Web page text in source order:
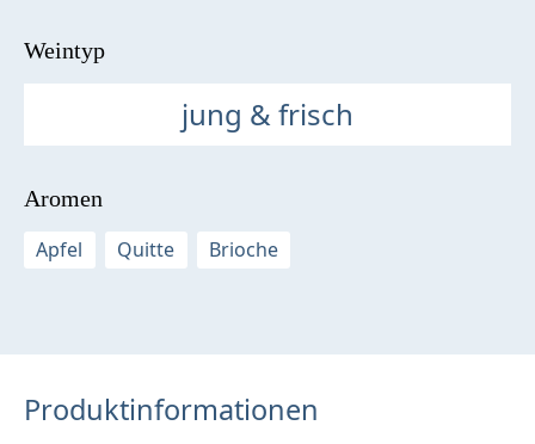
Weintyp
jung & frisch
Aromen
Apfel
Quitte Brioche
Produktinformationen